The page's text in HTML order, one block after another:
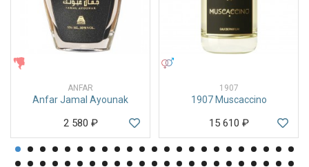
ANFAR
Anfar Jamal Ayounak
2 580 ₽
1907
1907 Muscaccino
15 610 ₽